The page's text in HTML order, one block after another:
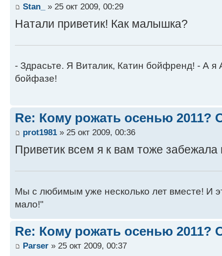
Stan_ » 25 окт 2009, 00:29
Натали приветик! Как малышка?
- Здрасьте. Я Виталик, Катин бойфренд! - А я
бойфазе!
Re: Кому рожать осенью 2011?
prot1981 » 25 окт 2009, 00:36
Приветик всем я к вам тоже забежала
Мы с любимым уже несколько лет вместе! И
мало!"
Re: Кому рожать осенью 2011?
Parser » 25 окт 2009, 00:37